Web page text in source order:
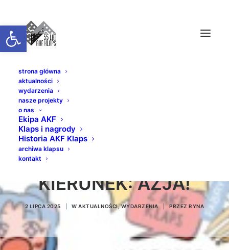
Otwórz pasek narzędzi
strona główna
aktualności
wydarzenia
nasze projekty
o nas
Ekipa AKF
Klaps i nagrody
Historia AKF Klaps
archiwa klapsu
kontakt
26. PIKNIK FILMOWY
Z AKF KLAPS —
KIERUNEK: AZJA!
2 LIPCA 2025 WAKTUALNOŚCI,WYDARZENIA | PRZEZRYNA